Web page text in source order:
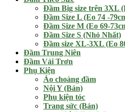
Đầm Big size trên 3XL
Đầm Size L (Eo 74 -
Đầm Size M (Eo 69-
Đầm Size S (Nhỏ Nhất)
Đầm size XL-3XL (Eo
Đầm Trung Niên
Đầm Vải Trơn
Phụ Kiện
Áo choàng đầm
Nội Y (Bán)
Phụ kiện tóc
Trang sức (Bán)